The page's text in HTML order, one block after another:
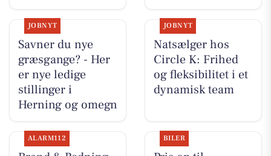
JOBNYT
Savner du nye
græsgange? - Her
er nye ledige
stillinger i
Herning og omegn
JOBNYT
Natsælger hos
Circle K: Frihed
og fleksibilitet i et
dynamisk team
ALARM112 BILER